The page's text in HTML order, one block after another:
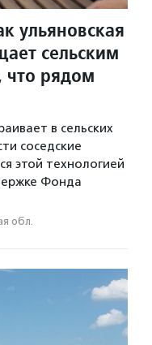
ульяновская
сельским
что рядом
в сельских
соседские
этой технологией
Фонда
обл.